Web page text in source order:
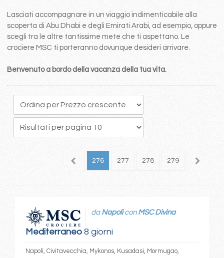
Lasciati accompagnare in un viaggio indimenticabile alla
scoperta di Abu Dhabi e degli Emirati Arabi, ad esempio, oppure
scegli tra le altre tantissime mete che ti aspettano. Le
crociere MSC ti porteranno dovunque desideri arrivare.
Benvenuto a bordo della vacanza della tua vita.
275 276 277 278 279 280
Mediterraneo8 giorni
da Napolicon MSC Divina
Napoli, Civitavecchia, Mykonos, Kusadasi, Mormugao,